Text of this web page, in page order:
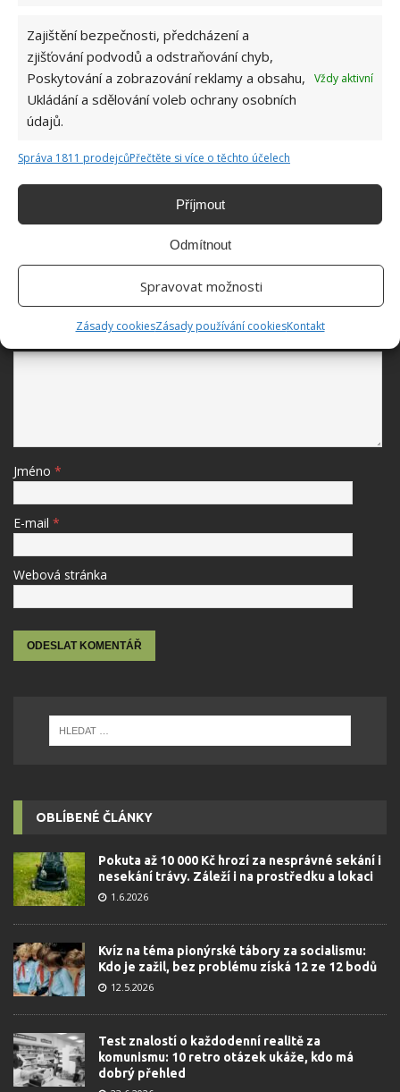
Zajištění bezpečnosti, předcházení a
zjišťování podvodů a odstraňování chyb,
Poskytování a zobrazování reklamy a obsahu,
Ukládání a sdělování voleb ochrany osobních
údajů.
Vždy aktivní
Správa 1811 prodejcůPřečtěte si více o těchto účelech
Příjmout
Odmítnout
Spravovat možnosti
Zásady cookiesZásady používání cookiesKontakt
Test znalostí pro Čechy nad 50 let: Život za
socialismu si dobře pamatuje ten, kdo zodpoví
představit
BUĎTE PRVNÍ KDO PŘIDÁ KOMENTÁŘ
Napište komentář
Jméno *
E-mail *
Webová stránka
OBLÍBENÉ ČLÁNKY
Pokuta až 10 000 Kč hrozí za nesprávné sekání i
nesekání trávy. Záleží i na prostředku a lokaci
1.6.2026
Kvíz na téma pionýrské tábory za socialismu:
Kdo je zažil, bez problému získá 12 ze 12 bodů
12.5.2026
Test znalostí o každodenní realitě za
komunismu: 10 retro otázek ukáže, kdo má
dobrý přehled